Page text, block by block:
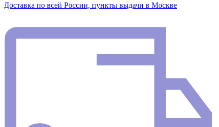
Доставка по всей России, пункты выдачи в Москве